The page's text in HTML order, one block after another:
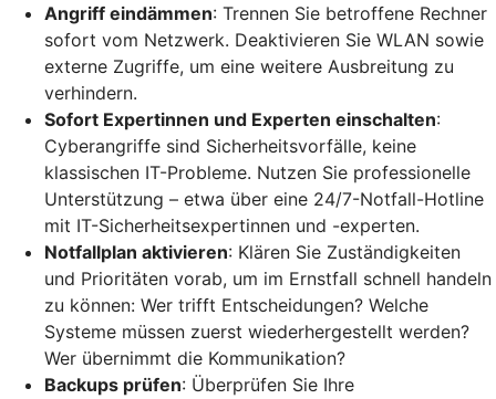
Angriff eindämmen: Trennen Sie betroffene Rechner
sofort vom Netzwerk. Deaktivieren Sie WLAN sowie
externe Zugriffe, um eine weitere Ausbreitung zu
verhindern.
Sofort Expertinnen und Experten einschalten:
Cyberangriffe sind Sicherheitsvorfälle, keine
klassischen IT-Probleme. Nutzen Sie professionelle
Unterstützung – etwa über eine 24/7-Notfall-Hotline
mit IT-Sicherheitsexpertinnen und -experten.
Notfallplan aktivieren: Klären Sie Zuständigkeiten
und Prioritäten vorab, um im Ernstfall schnell handeln
zu können: Wer trifft Entscheidungen? Welche
Systeme müssen zuerst wiederhergestellt werden?
Wer übernimmt die Kommunikation?
Backups prüfen: Überprüfen Sie Ihre